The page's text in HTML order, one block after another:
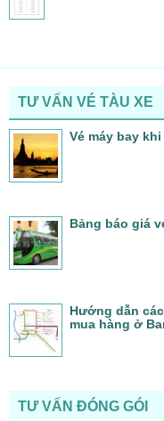
TƯ VẤN VÉ TÀU XE
Vé máy bay
Bảng báo giá
Hướng dẫn
mua hàng ở
TƯ VẤN ĐÓNG GÓI